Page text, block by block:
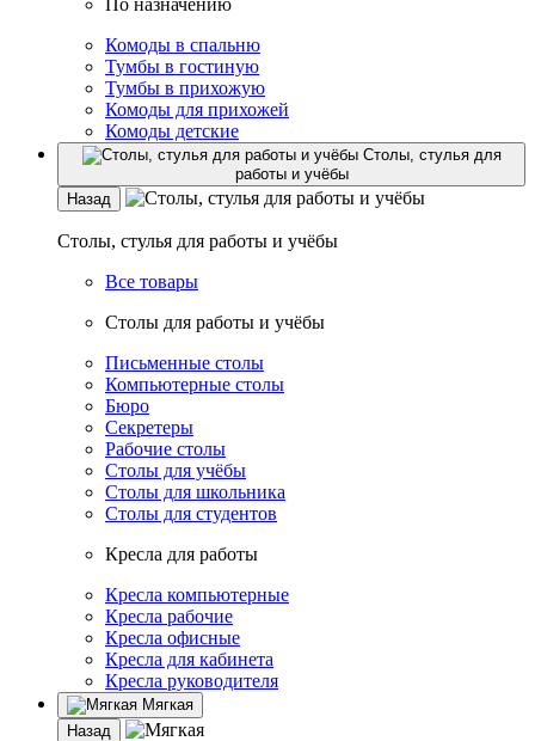
По назначению
Комоды в спальню
Тумбы в гостиную
Тумбы в прихожую
Комоды для прихожей
Комоды детские
Столы, стулья для
работы и учёбы
Назад
Столы, стулья для работы и учёбы
Все товары
Столы для работы и учёбы
Письменные столы
Компьютерные столы
Бюро
Секретеры
Рабочие столы
Столы для учёбы
Столы для школьника
Столы для студентов
Кресла для работы
Кресла компьютерные
Кресла рабочие
Кресла офисные
Кресла для кабинета
Кресла руководителя
Мягкая
Назад